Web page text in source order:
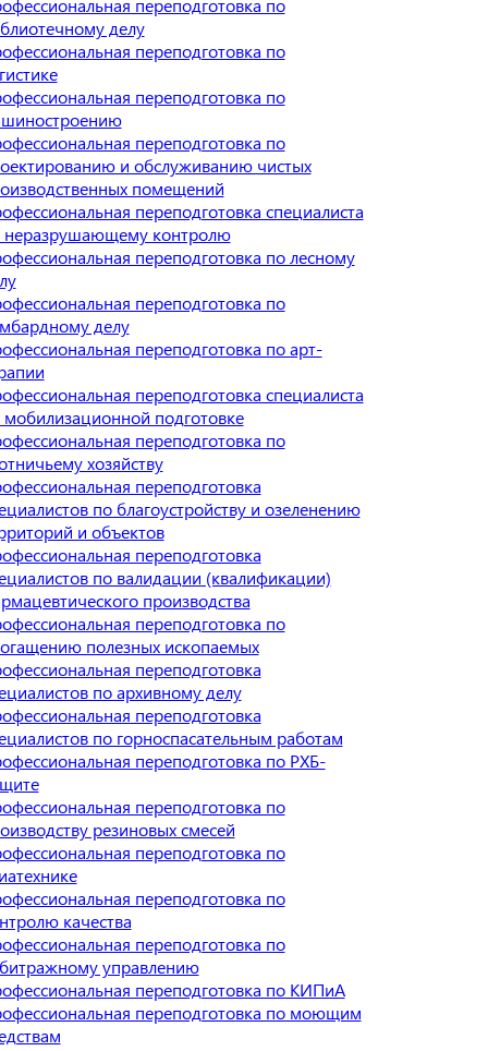
переподготовка по
делу
переподготовка по
переподготовка по
переподготовка по
и обслуживанию чистых
помещений
переподготовка специалиста
неразрушающему контролю
переподготовка по лесному
переподготовка по
делу
переподготовка по арт-
переподготовка специалиста
подготовке
переподготовка по
хозяйству
переподготовка
по благоустройству и озеленению
и объектов
переподготовка
по валидации (квалификации)
производства
переподготовка по
полезных ископаемых
переподготовка
по архивному делу
переподготовка
по горноспасательным работам
переподготовка по РХБ-
переподготовка по
резиновых смесей
переподготовка по
переподготовка по
качества
переподготовка по
управлению
переподготовка по КИПиА
переподготовка по моющим